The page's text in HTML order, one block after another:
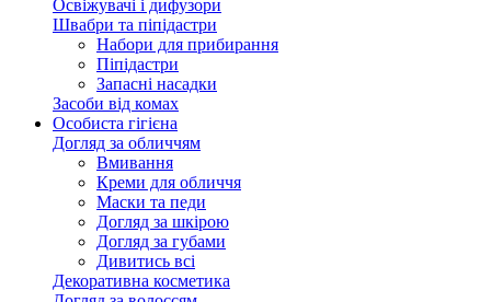
Освіжувачі і дифузори
Швабри та піпідастри
Набори для прибирання
Піпідастри
Запасні насадки
Засоби від комах
Особиста гігієна
Догляд за обличчям
Вмивання
Креми для обличчя
Маски та педи
Догляд за шкірою
Догляд за губами
Дивитись всі
Декоративна косметика